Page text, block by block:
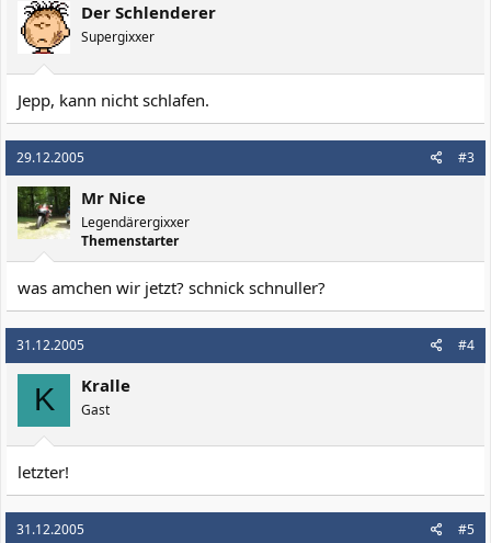
Der Schlenderer
Supergixxer
Jepp, kann nicht schlafen.
29.12.2005 #3
Mr Nice
Legendärergixxer
Themenstarter
was amchen wir jetzt? schnick schnuller?
31.12.2005 #4
K Kralle
Gast
letzter!
31.12.2005 #5